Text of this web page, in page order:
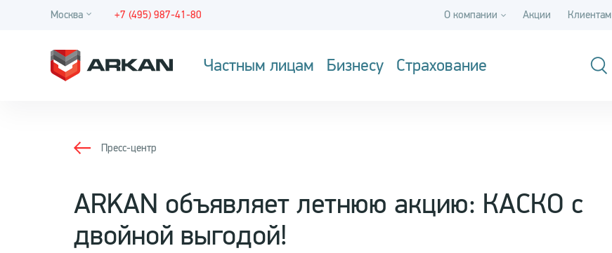
Москва +7 (495) 987-41-80 О компании Акции Клиентам
Частным лицам Бизнесу Страхование
Пресс-центр
ARKAN объявляет летнюю акцию: КАСКО с
двойной выгодой!